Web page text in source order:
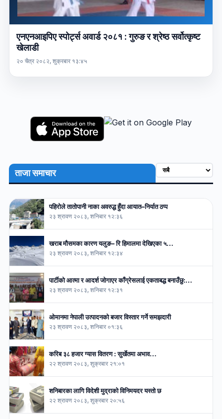
एनएनआइपिए स्पोर्ट्स अवार्ड २०८१ : गुरुङ र श्रेष्ठ सर्वोत्कृष्ट
खेलाडी
२० चैत्र २०८२, शुक्रबार १३:४५
ताजा समाचार
पहिरोले तातोपानी नाका अवरुद्ध हुँदा आयात–निर्यात ठप्प
२३ श्रावण २०८३, शनिबार १२:३६
खराब मौसमका कारण यलुङ– रि हिमालमा देखिएका ५…
२३ श्रावण २०८३, शनिबार १२:३४
पार्टीको आत्मा र आदर्श जोगाएर काँग्रेसलाई एकताबद्ध बनाउँछु:…
२३ श्रावण २०८३, शनिबार १२:३१
ओमानमा नेपाली उत्पादनको बजार विस्तार गर्ने समझदारी
२३ श्रावण २०८३, शनिबार ०१:३६
करिब ३८ हजार ग्यास वितरण : सुर्खेतमा अभाव…
२२ श्रावण २०८३, शुक्रबार २१:०१
शनिबारका लागि विदेशी मुद्राको विनिमयदर यस्तो छ
२२ श्रावण २०८३, शुक्रबार २०:५६